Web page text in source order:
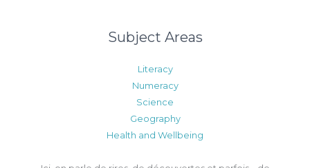
Subject Areas
Literacy
Numeracy
Science
Geography
Health and Wellbeing